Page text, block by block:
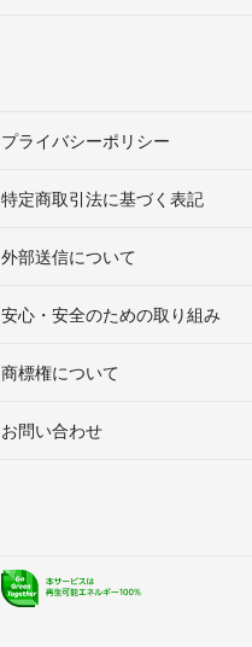
プライバシーポリシー
特定商取引法に基づく表記
外部送信について
安心・安全のための取り組み
商標権について
お問い合わせ